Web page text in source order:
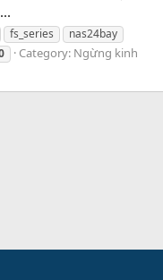
fs_series
nas24bay
Category: Ngừng kinh